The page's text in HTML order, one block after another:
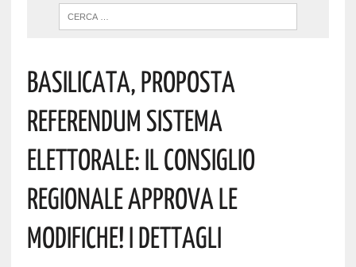
Basilicata, Proposta
Referendum Sistema
Elettorale: Il Consiglio
Regionale Approva Le
Modifiche! I Dettagli